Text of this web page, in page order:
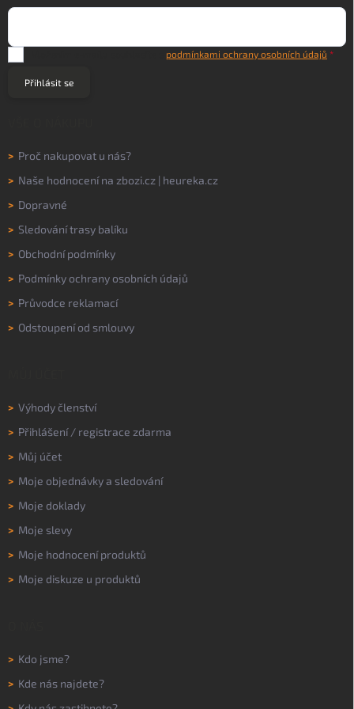
podmínkami ochrany osobních údajů
Přihlásit se
> Proč nakupovat u nás?
> Naše hodnocení na zbozi.cz | heureka.cz
> Dopravné
> Sledování trasy balíku
> Obchodní podmínky
> Podmínky ochrany osobních údajů
> Průvodce reklamací
> Odstoupení od smlouvy
> Výhody členství
> Přihlášení/ registrace zdarma
> Můj účet
> Moje objednávky a sledování
> Moje doklady
> Moje slevy
> Moje hodnocení produktů
> Moje diskuze u produktů
> Kdo jsme?
> Kde nás najdete?